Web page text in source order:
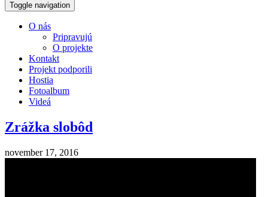
Toggle navigation
O nás
Pripravujú
O projekte
Kontakt
Projekt podporili
Hostia
Fotoalbum
Videá
Zrážka slobôd
november 17, 2016